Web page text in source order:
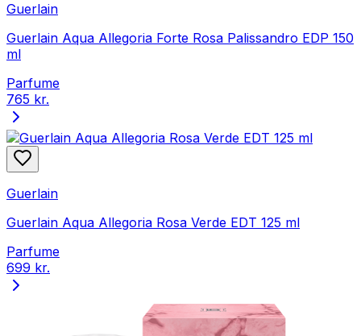
Guerlain
Guerlain Aqua Allegoria Forte Rosa Palissandro EDP 150
ml
Parfume
765 kr.
Guerlain
Guerlain Aqua Allegoria Rosa Verde EDT 125 ml
Parfume
699 kr.